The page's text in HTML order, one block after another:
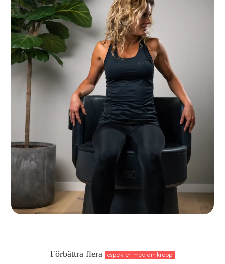
Förbättra flera aspekter med din kropp